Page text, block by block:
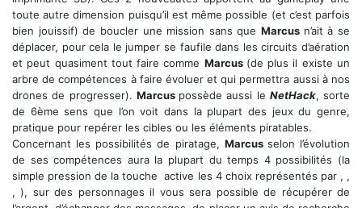
toute autre dimension puisqu’il est même possible (et c’est parfois
bien jouissif) de boucler une mission sans queMarcus n’ait à se
déplacer, pour cela le jumper se faufile dans les circuits d’aération
et peut quasiment tout faire comme Marcus (de plus il existe un
arbre de compétences à faire évoluer et qui permettra aussi à nos
drones de progresser). Marcus possède aussi le NetHack, sorte
de 6ème sens que l’on voit dans la plupart des jeux du genre,
pratique pour repérer les cibles ou les éléments piratables.
Concernant les possibilités de piratage, Marcus selon l’évolution
de ses compétences aura la plupart du temps 4 possibilités (la
simple pression de la touche active les 4 choix représentés par , ,
,), sur des personnages il vous sera possible de récupérer de